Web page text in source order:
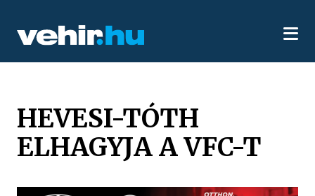
HEVESI-TÓTH
ELHAGYJA A VFC-T